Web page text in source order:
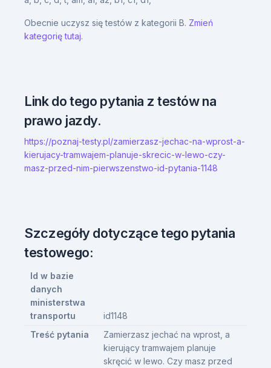
Obecnie uczysz się testów z kategorii B. Zmień
kategorię tutaj.
Link do tego pytania z testów na
prawo jazdy.
https://poznaj-testy.pl/zamierzasz-jechac-na-wprost-a-
kierujacy-tramwajem-planuje-skrecic-w-lewo-czy-
masz-przed-nim-pierwszenstwo-id-pytania-1148
Szczegóły dotyczące tego pytania
testowego:
Id w bazie
danych
ministerstwa
transportu
id1148
Treść pytania
Zamierzasz jechać na wprost, a
kierujący tramwajem planuje
skręcić w lewo. Czy masz przed